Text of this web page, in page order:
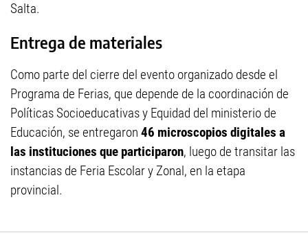
Salta.
Entrega de materiales
Como parte del cierre del evento organizado desde el
Programa de Ferias, que depende de la coordinación de
Políticas Socioeducativas y Equidad del ministerio de
Educación, se entregaron 46 microscopios digitales a
las instituciones que participaron, luego de transitar las
instancias de Feria Escolar y Zonal, en la etapa
provincial.